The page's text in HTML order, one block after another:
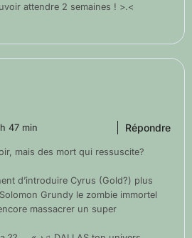
attendre 2 semaines ! >.<
47 min
mais des mort qui ressuscite?
d’introduire Cyrus (Gold?) plus
Grundy le zombie immortel
massacrer un super
Répondre